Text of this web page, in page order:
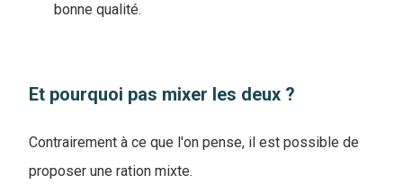
bonne qualité.
Et pourquoi pas mixer les deux ?
Contrairement à ce que l'on pense, il est possible de
proposer une ration mixte.